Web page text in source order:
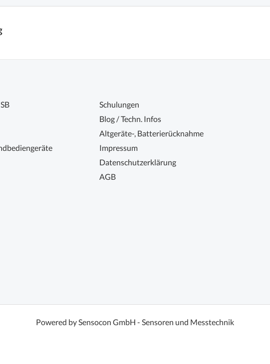
Schulungen
Blog / Techn. Infos
Altgeräte-, Batterierücknahme
Impressum
Datenschutzerklärung
AGB
Powered by Sensocon GmbH - Sensoren und Messtechnik